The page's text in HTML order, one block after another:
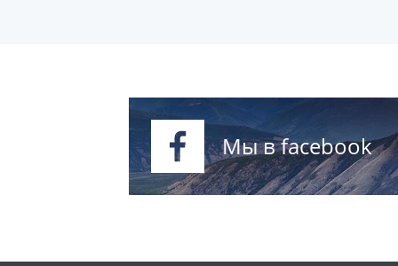
Мы в facebook